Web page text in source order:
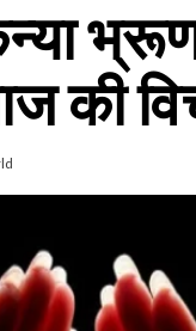
की